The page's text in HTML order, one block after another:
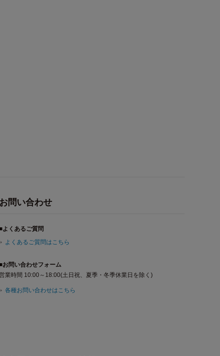
お問い合わせ
よくあるご質問
よくあるご質問はこちら
お問い合わせフォーム
業時間 10:00～18:00(土日祝、夏季・冬季休業日を除く)
各種お問い合わせはこちら